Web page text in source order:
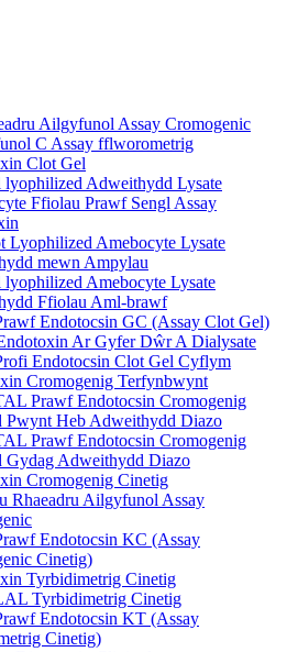
Ailgyfunol Assay Cromogenic
C Assay fflworometrig
Clot Gel
lyophilized Adweithydd Lysate
Ffiolau Prawf Sengl Assay
Lyophilized Amebocyte Lysate
mewn Ampylau
lyophilized Amebocyte Lysate
Ffiolau Aml-brawf
Endotocsin GC (Assay Clot Gel)
Ar Gyfer Dŵr A Dialysate
Endotocsin Clot Gel Cyflym
Cromogenig Terfynbwynt
Prawf Endotocsin Cromogenig
Pwynt Heb Adweithydd Diazo
Prawf Endotocsin Cromogenig
Gydag Adweithydd Diazo
Cromogenig Cinetig
Rhaeadru Ailgyfunol Assay
Endotocsin KC (Assay
Cinetig)
Tyrbidimetrig Cinetig
Tyrbidimetrig Cinetig
Endotocsin KT (Assay
Cinetig)